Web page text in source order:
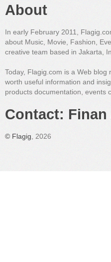
About
In early February 2011,
about Music, Movie, Fashion,
creative team based in Jakarta,
Today, Flagig.com is a Web
worth useful information and
products documentation, events
Contact: Finan
© Flagig , 2026